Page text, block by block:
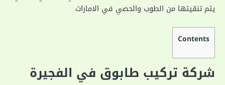
يتم تنقيتها من الطوب والحصي في الامارات
Contents
شركة تركيب طابوق في الفجيرة